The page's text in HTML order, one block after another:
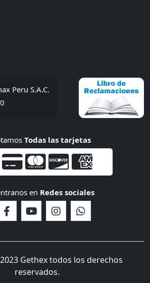
Peru S.A.C.
Todas las tarjetas
en Redes sociales
Gethex todos los derechos
reservados.